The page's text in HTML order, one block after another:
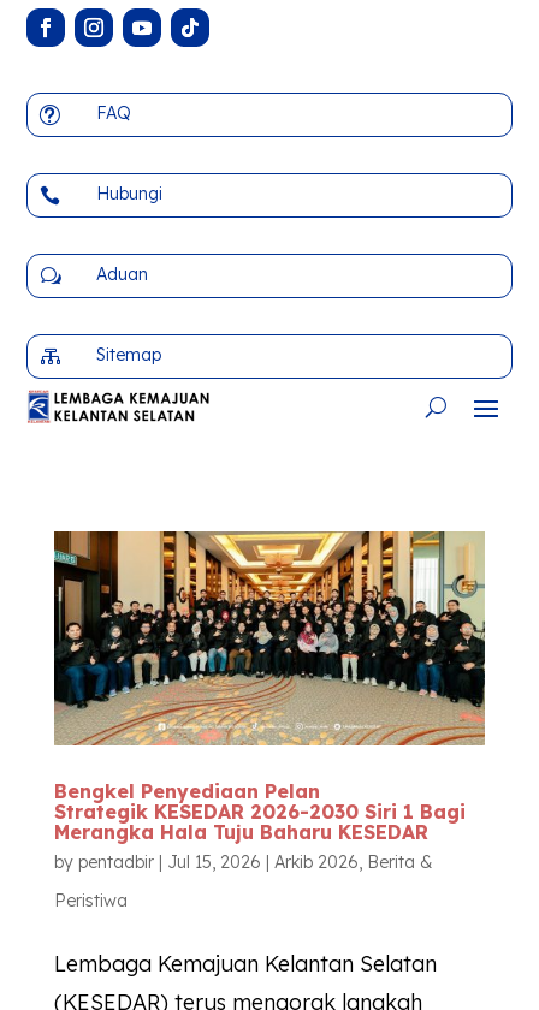
t FAQ
 Hubungi
w Aduan
 Sitemap
Bengkel Penyediaan Pelan
Strategik KESEDAR2026-2030 Siri 1 Bagi
Merangka Hala Tuju Baharu KESEDAR
by pentadbir| Jul 15, 2026 Arkib 2026, Berita &
Peristiwa
Lembaga Kemajuan Kelantan Selatan
(KESEDAR) terus mengorak langkah